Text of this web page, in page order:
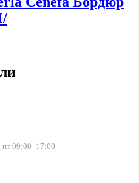
09:00–17:00